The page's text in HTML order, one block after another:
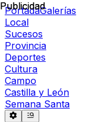
PortadaGalerías
Local
Sucesos
Provincia
Deportes
Cultura
Campo
Castilla y León
Semana Santa
Publicidad
Publicidad